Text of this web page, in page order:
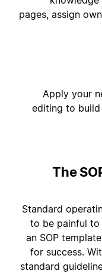
pages,
Apply
editing to
The
Standard
to be
an SOP
for
standard